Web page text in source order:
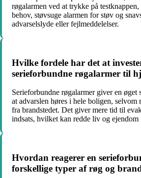
røgalarmen ved at trykke på
behov, støvsuge alarmen for støv og
advarselslyde eller fejlmeddelelser.
Hvilke fordele har det at
serieforbundne røgalarmer til
Serieforbundne røgalarmer giver en øget
at advarslen høres i hele boligen, selvom
fra brandstedet. Det giver mere tid til
indsats, hvilket kan redde liv og
Hvordan reagerer en
forskellige typer af røg og